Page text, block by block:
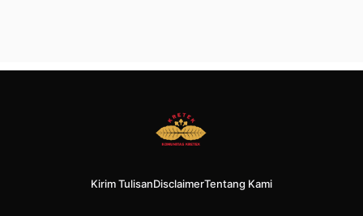
Kirim TulisanDisclaimerTentang Kami